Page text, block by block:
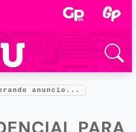
anuncio...